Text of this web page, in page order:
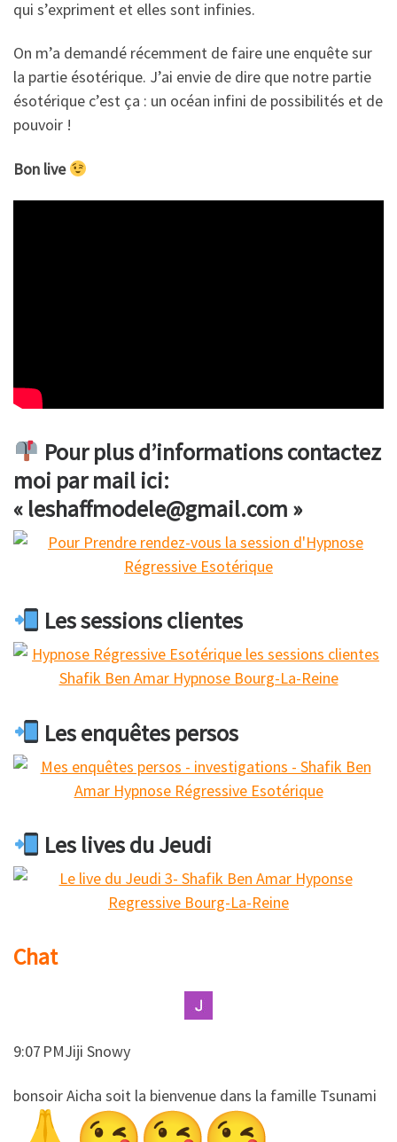
qui s’expriment et elles sont infinies.
On m’a demandé récemment de faire une enquête sur
la partie ésotérique. J’ai envie de dire que notre partie
ésotérique c’est ça : un océan infini de possibilités et de
pouvoir !
Bon live
Pour plus d’informations contactez
moi par mail ici:
« leshaffmodele@gmail.com »
Les sessions clientes
Les enquêtes persos
Les lives du Jeudi
Chat
9:07 PMJiji Snowy
​​bonsoir Aicha soit la bienvenue dans la famille Tsunami